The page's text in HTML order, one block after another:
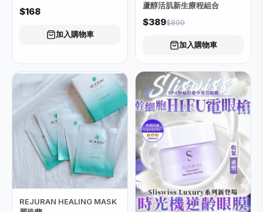
$168
加入購物車
蘆醇活肌新生療程組合
$389$899
加入購物車
REJURAN HEALING MASK